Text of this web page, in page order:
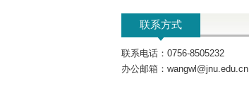
联系方式
联系电话：0756-8505232
办公邮箱：wangwl@jnu.edu.cn